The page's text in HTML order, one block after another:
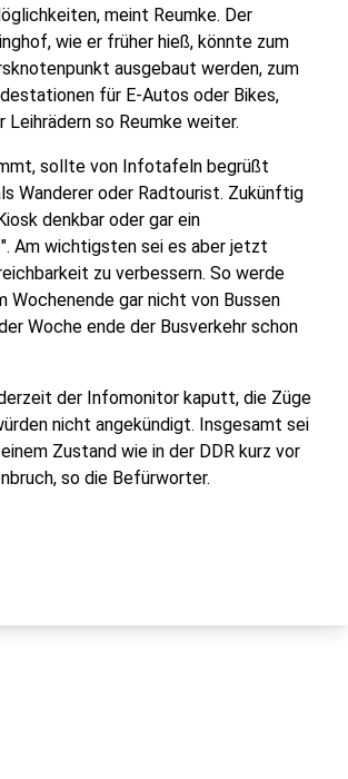
meint Reumke. Der
wie er früher hieß, könnte zum
ausgebaut werden, zum
für E-Autos oder Bikes,
Leihrädern so Reumke weiter.
sollte von Infotafeln begrüßt
Wanderer oder Radtourist. Zukünftig
denkbar oder gar ein
Am wichtigsten sei es aber jetzt
zu verbessern. So werde
Wochenende gar nicht von Bussen
Woche ende der Busverkehr schon
der Infomonitor kaputt, die Züge
nicht angekündigt. Insgesamt sei
Zustand wie in der DDR kurz vor
so die Befürworter.